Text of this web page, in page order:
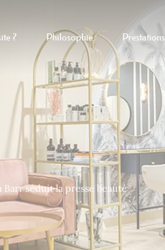
? Philosophie Prestations
séduit la presse beauté